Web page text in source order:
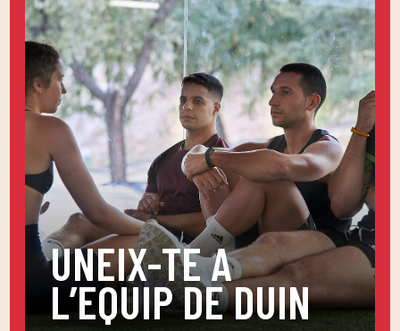
UNEIX-TE A
L’EQUIP DE DUIN